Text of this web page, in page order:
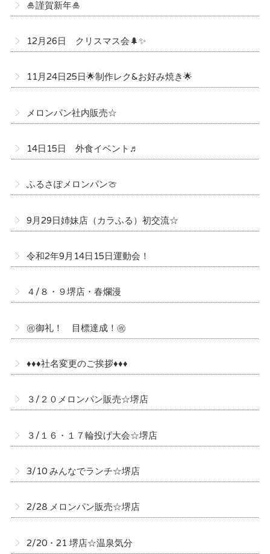
🎍謹賀新年🎍
12月26日 クリスマス会🌲✨
11月24日25日🌟制作レク&お好み焼き🌟
メロンパン社内販売☆
14日15日 外食イベント♬
ふるさぽメロンパン🍈
9月29日姉妹店（カラふる）初交流☆
令和2年9月14日15日運動会！
４/８・９堺店・春爛漫
㊗御礼！ 目標達成！㊗
♦♦♦社名変更のご挨拶♦♦♦
３/２０メロンパン販売☆堺店
３/１６・１７輪投げ大会☆堺店
3/10 みんなでランチ☆堺店
2/28 メロンパン販売☆堺店
2/20・21 堺店☆温泉気分